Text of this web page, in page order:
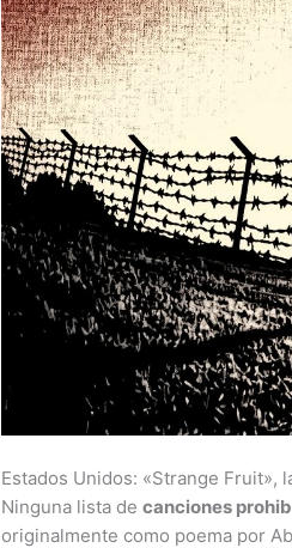
Estados Unidos: «Strange Fruit»,
Ninguna lista decanciones
originalmente como poema por